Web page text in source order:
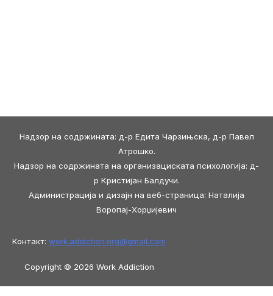
Надзор на содржината: д-р Едита Чарзињска, д-р Павел
Атрошко.
Надзор на содржината на организациската психологија: д-
р Кристијан Балдучи.
Администрација и дизајн на веб-страница: Наталија
Воропај-Хорџијевич
Контакт: work.addiction.org@gmail.com
Copyright © 2026 Work Addiction